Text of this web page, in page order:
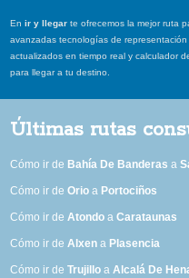
Enir y llegar te ofrecemos la mejor ruta
avanzadas tecnologías de
actualizados en tiempo real y calculador
para llegar a tu destino.
Últimas rutas
Cómo ir de Bahía De Banderas a
Cómo ir deOrio a Portociños
Cómo ir deAtondo aCarataunas
Cómo ir deAlxen a Plasencia
Cómo ir deTrujillo aAlcalá De